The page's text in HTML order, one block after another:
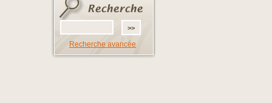
Recherche avancée